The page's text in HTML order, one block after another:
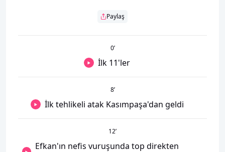
Paylaş
0’
İlk 11'ler
8’
İlk tehlikeli atak Kasımpaşa'dan geldi
12’
Efkan'ın nefis vuruşunda top direkten